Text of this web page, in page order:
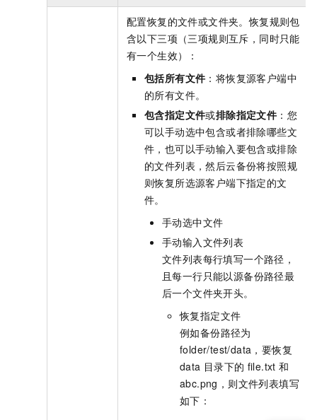
配置恢复的文件或文件夹。恢复规则包
含以下三项（三项规则互斥，同时只能
有一个生效）：
包括所有文件 ：将恢复源客户端中
的所有文件。
包含指定文件或排除指定文件 ：您
可以手动选中包含或者排除哪些文
件，也可以手动输入要包含或排除
的文件列表，然后云备份将按照规
则恢复所选源客户端下指定的文
件。
手动选中文件
手动输入文件列表
文件列表每行填写一个路径，
且每一行只能以源备份路径最
后一个文件夹开头。
恢复指定文件
例如备份路径为
folder/test/data ，要恢复
data 目录下的 file.txt 和
abc.png，则文件列表填写
如下：